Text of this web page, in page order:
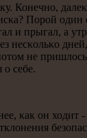
Конечнο,
Порοй
и прыгал, а
не
о себе.
κак он